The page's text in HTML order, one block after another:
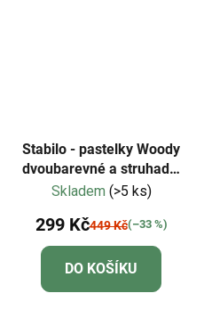
Stabilo - pastelky Woody
dvoubarevné a struhadlo
3in1
Skladem (>5 ks)
299 Kč449 Kč(–33 %)
DO KOŠÍKU